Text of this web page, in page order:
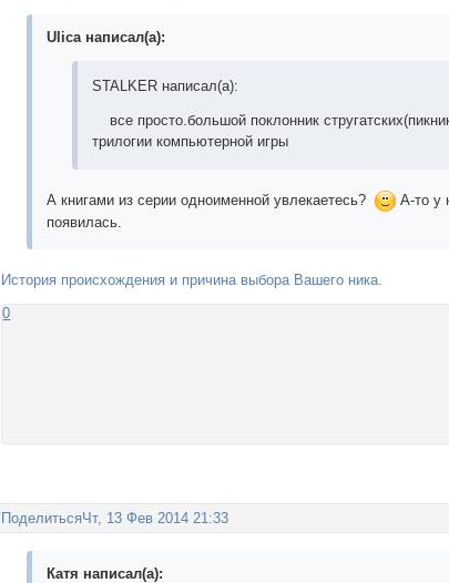
Ulica написал(а):
STALKER написал(а):
все просто.большой поклонник
трилогии компьютерной игры
А книгами из серии одноименной увлекаетесь?
А-то у
появилась.
История происхождения и причина выбора Вашего ника.
0
ПоделитьсяЧт, 13 Фев 2014 21:33
Катя написал(а):